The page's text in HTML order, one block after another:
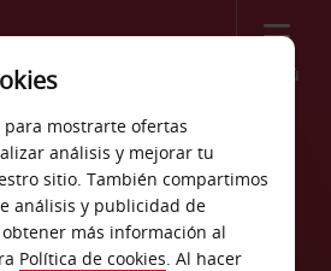
Menú
coches en
para mostrarte ofertas
análisis y mejorar tu
sitio. También compartimos
análisis y publicidad de
más información al
Política de cookies. Al hacer